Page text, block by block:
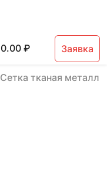
0.00₽ Заявка
Сетка тканая